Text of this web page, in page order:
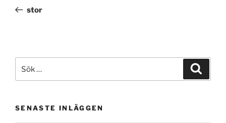
inlägg
stor
efter:
SENASTE INLÄGGEN